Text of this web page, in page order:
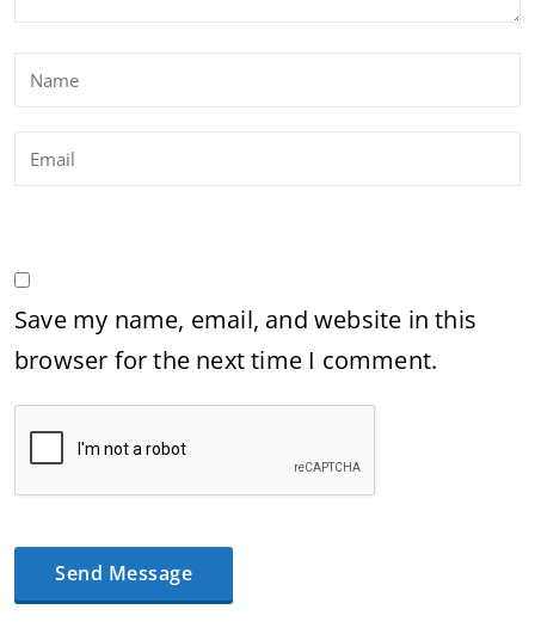
Save my name, email, and website in this
browser for the next time I comment.